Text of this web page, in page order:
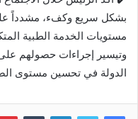
بشكل سريع وكفء، مشدداً
مستويات الخدمة الطبية
وتيسير إجراءات حصولهم
الدولة في تحسين مستوى